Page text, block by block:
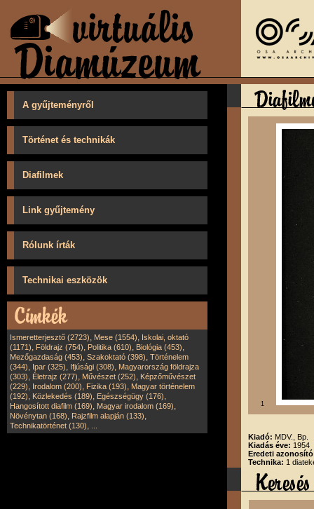
A gyűjteményről
Történet és technikák
Diafilmek
Link gyűjtemény
Rólunk írták
Technikai eszközök
Ismeretterjesztő (2723), Mese (1554), Iskolai, oktató
(1171), Földrajz (754), Politika (610), Biológia (453),
Mezőgazdaság (453), Szakoktató (398), Történelem
(344), Ipar (325), Ifjúsági (308), Magyarország földrajza
(303), Életrajz (277), Művészet (252), Képzőművészet
(229), Irodalom (200), Fizika (193), Magyar történelem
(192), Közlekedés (189), Egészségügy (176),
Hangosított diafilm (169), Magyar irodalom (169),
Növénytan (168), Rajzfilm alapján (133),
Technikatörténet (130),
1
Kiadó: MDV., Bp.
Kiadás éve: 1954
Eredeti
Technika: 1